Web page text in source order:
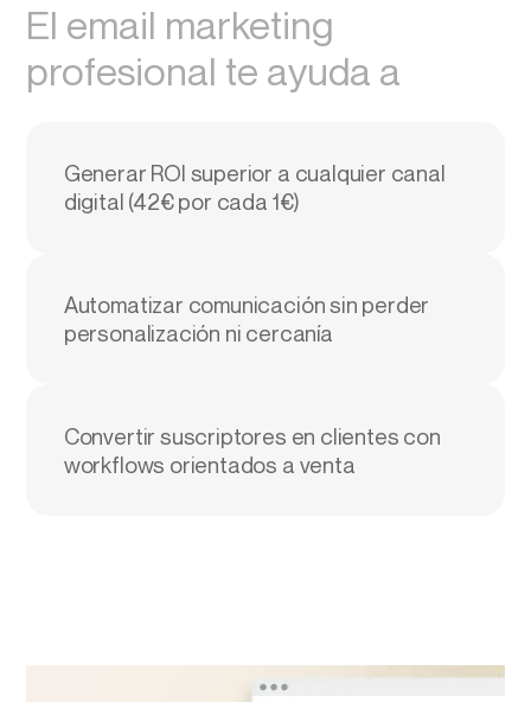
El email marketing
profesional te ayuda a
Generar ROI superior a cualquier canal
digital (42€ por cada 1€)
Automatizar comunicación sin perder
personalización ni cercanía
Convertir suscriptores en clientes con
workflows orientados a venta